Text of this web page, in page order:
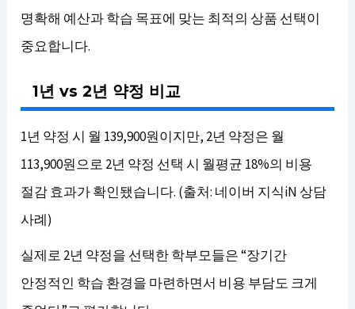
명확해 예산과 학습 목표에 맞는 최적의 상품 선택이
중요합니다.
1년 vs 2년 약정 비교
1년 약정 시 월 139,900원이지만, 2년 약정은 월
113,900원으로 2년 약정 선택 시 월평균 18%의 비용
절감 효과가 확인됐습니다. (출처: 네이버 지식iN 상담
사례)
실제로 2년 약정을 선택한 학부모들은 “장기간
안정적인 학습 환경을 마련하면서 비용 부담도 크게